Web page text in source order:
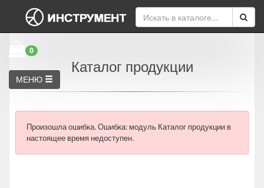
0
МЕНЮ
Каталог продукции
Произошла ошибка.Ошибка: модуль Каталог продукции в
настоящее время недоступен.